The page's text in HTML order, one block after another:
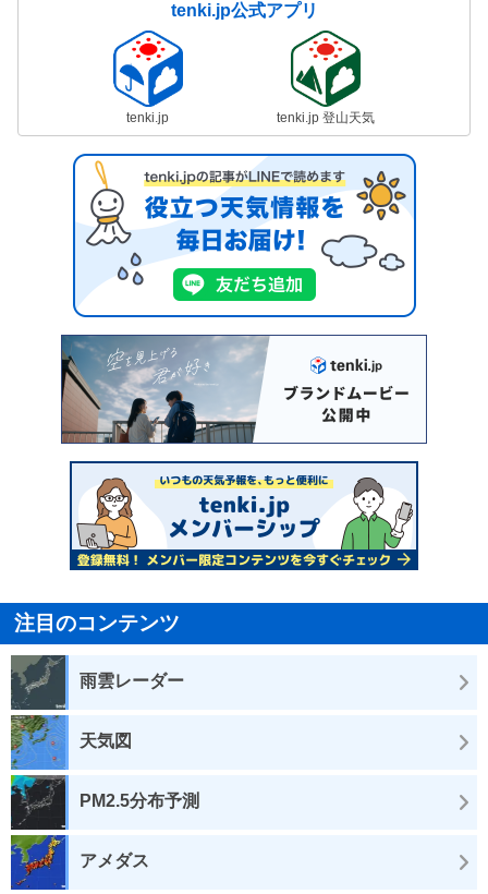
tenki.jp公式アプリ
tenki.jp tenki.jp 登山天気
注目のコンテンツ
雨雲レーダー
天気図
PM2.5分布予測
アメダス